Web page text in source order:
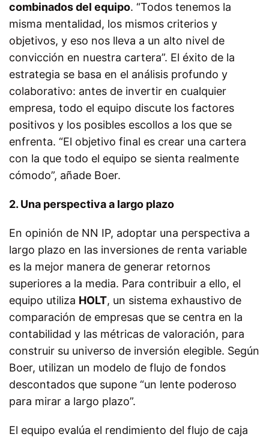
combinados del equipo. “Todos tenemos la
misma mentalidad, los mismos criterios y
objetivos, y eso nos lleva a un alto nivel de
convicción en nuestra cartera”. El éxito de la
estrategia se basa en el análisis profundo y
colaborativo: antes de invertir en cualquier
empresa, todo el equipo discute los factores
positivos y los posibles escollos a los que se
enfrenta. “El objetivo final es crear una cartera
con la que todo el equipo se sienta realmente
cómodo”, añade Boer.
2. Una perspectiva a largo plazo
En opinión de NN IP, adoptar una perspectiva a
largo plazo en las inversiones de renta variable
es la mejor manera de generar retornos
superiores a la media. Para contribuir a ello, el
equipo utiliza HOLT, un sistema exhaustivo de
comparación de empresas que se centra en la
contabilidad y las métricas de valoración, para
construir su universo de inversión elegible. Según
Boer, utilizan un modelo de flujo de fondos
descontados que supone “un lente poderoso
para mirar a largo plazo”.
El equipo evalúa el rendimiento del flujo de caja